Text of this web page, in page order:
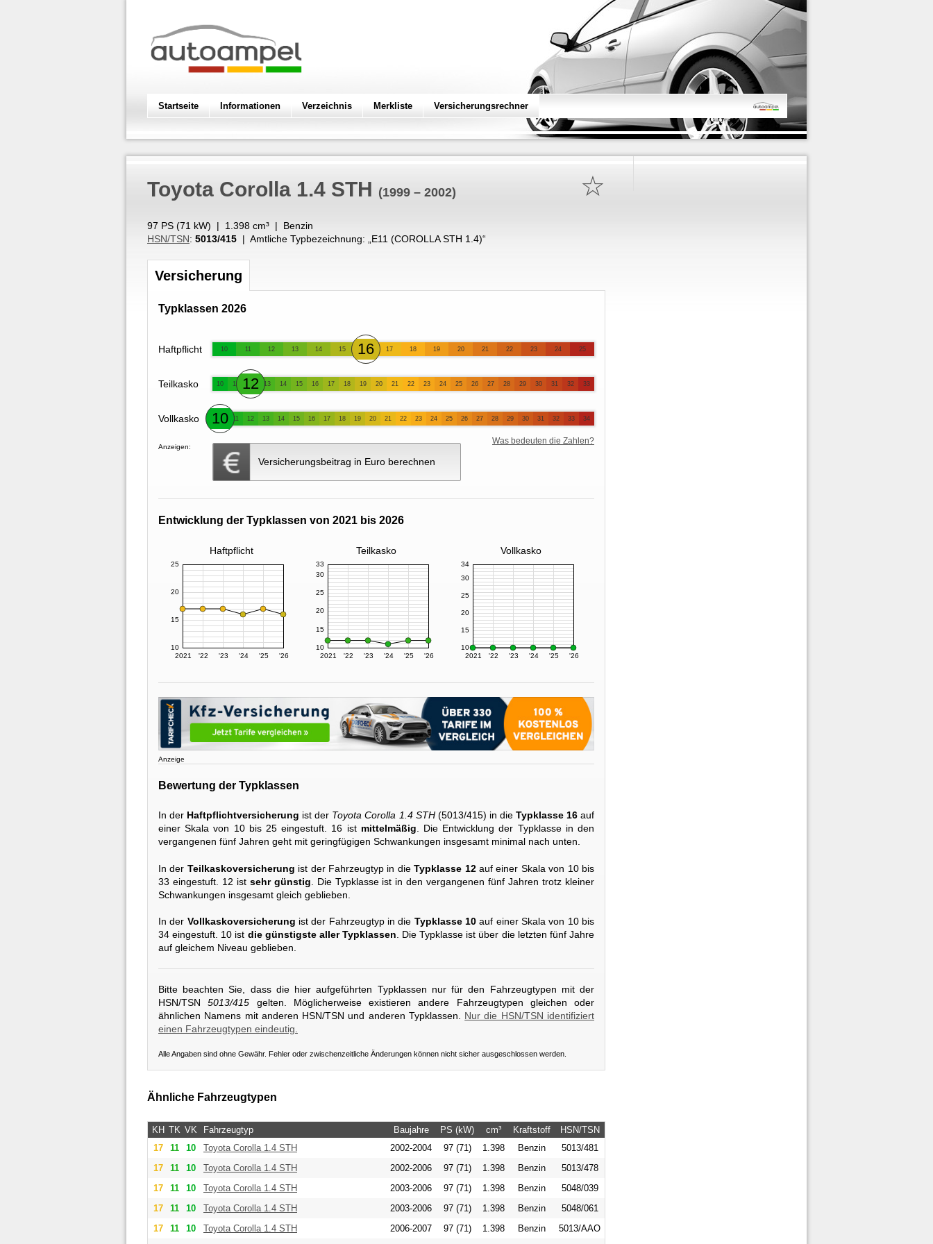
Startseite Informationen Verzeichnis Merkliste Versicherungsrechner
☆
Toyota Corolla 1.4 STH (1999 – 2002)
97 PS (71 kW) | 1.398 cm³ | Benzin
HSN/TSN: 5013/415 | Amtliche Typbezeichnung: „ E11 (COROLLA STH 1.4)“
Versicherung
Typklassen 2026
Haftpflicht 10 11 12 13 14 15 16 17 18 19 20 21 22 23 24 25
Teilkasko 10 11 12 13 14 15 16 17 18 19 20 21 22 23 24 25 26 27 28 29 30 31 32 33
Vollkasko 10 11 12 13 14 15 16 17 18 19 20 21 22 23 24 25 26 27 28 29 30 31 32 33 34
Anzeigen:
Versicherungsbeitrag in Euro berechnen
Was bedeuten die Zahlen?
Entwicklung der Typklassen von 2021 bis 2026
Haftpflicht Teilkasko Vollkasko
2021 '22 '23 '24 '25 '26
10
15
20
25
2021 '22 '23 '24 '25 '26
10
15
20
25
30
33
2021 '22 '23 '24 '25 '26
10
15
20
25
30
34
Anzeige
Bewertung der Typklassen
In der Haftpflichtversicherung ist der Toyota Corolla 1.4 STH(5013/415) in die Typklasse 16auf
einer Skala von 10 bis 25 eingestuft. 16 ist mittelmäßig . Die Entwicklung der Typklasse in den
vergangenen fünf Jahren geht mit geringfügigen Schwankungen insgesamt minimal nach unten.
In der Teilkaskoversicherung ist der Fahrzeugtyp in dieTypklasse 12auf einer Skala von 10 bis
33 eingestuft. 12 ist sehr günstig . Die Typklasse ist in den vergangenen fünf Jahren trotz kleiner
Schwankungen insgesamt gleich geblieben.
In der Vollkaskoversicherung ist der Fahrzeugtyp in die Typklasse 10 auf einer Skala von 10 bis
34 eingestuft. 10 ist die günstigste aller Typklassen. Die Typklasse ist über die letzten fünf Jahre
auf gleichem Niveau geblieben.
Bitte beachten Sie, dass die hier aufgeführten Typklassen nur für den Fahrzeugtypen mit der
HSN/TSN5013/415 gelten. Möglicherweise existieren andere Fahrzeugtypen gleichen oder
ähnlichen Namens mit anderen HSN/TSN und anderen Typklassen. Nur die HSN/TSN identifiziert
einen Fahrzeugtypen eindeutig.
Alle Angaben sind ohne Gewähr. Fehler oder zwischenzeitliche Änderungen können nicht sicher ausgeschlossen werden.
Ähnliche Fahrzeugtypen
KH TK VK Fahrzeugtyp Baujahre PS (kW) cm³ Kraftstoff
HSN/TSN
17
11 10 Toyota Corolla 1.4 STH 2002-2004 97 (71) 1.398 Benzin
5013/481
17
11 10 Toyota Corolla 1.4 STH 2002-2006 97 (71) 1.398 Benzin
5013/478
17
11 10 Toyota Corolla 1.4 STH 2003-2006 97 (71) 1.398 Benzin
5048/039
17
11 10 Toyota Corolla 1.4 STH 2003-2006 97 (71) 1.398 Benzin
5048/061
17
11 10 Toyota Corolla 1.4 STH 2006-2007 97 (71) 1.398 Benzin
5013/AAO